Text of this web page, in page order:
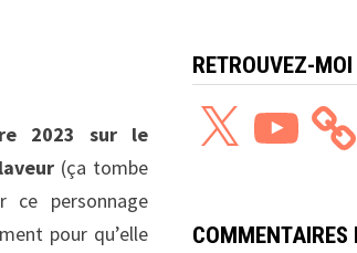
2023 sur le
(ça tombe
personnage
pour qu’elle
RETROUVEZ-MOI
YouTube
COMMENTAIRES